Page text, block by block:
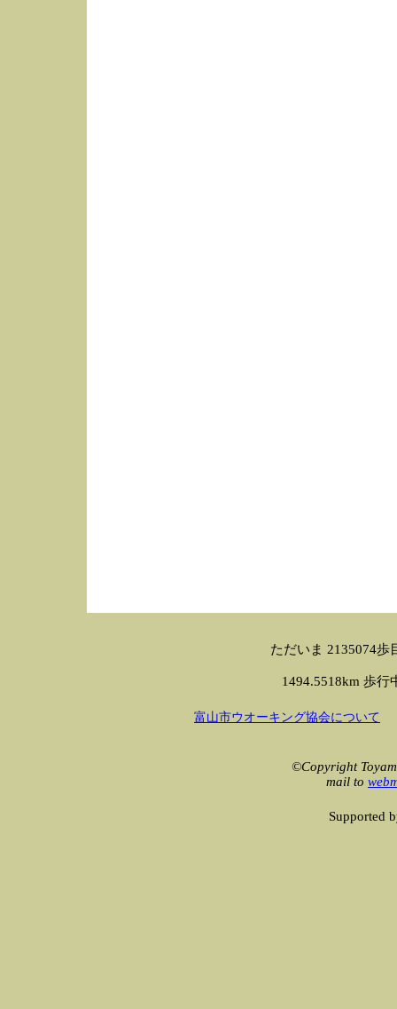
ただいま 2135074歩
1494.5518km 歩行
富山市ウオーキング協会について
©Copyright
mail to
Supported